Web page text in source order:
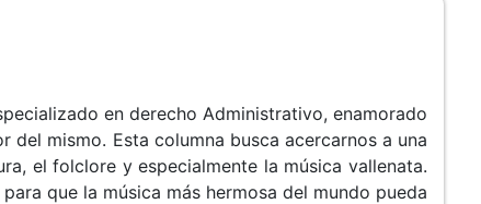
en derecho Administrativo, enamorado
del mismo. Esta columna busca acercarnos a una
el folclore y especialmente la música vallenata.
que la música más hermosa del mundo pueda